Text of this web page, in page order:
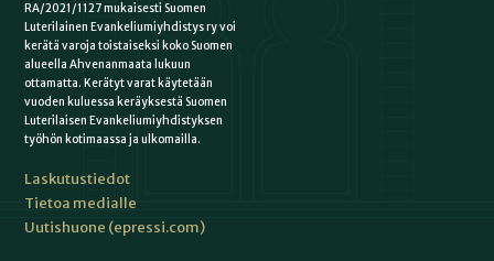
RA/2021/1127 mukaisesti Suomen
Luterilainen Evankeliumiyhdistys ry voi
kerätä varoja toistaiseksi koko Suomen
alueella Ahvenanmaata lukuun
ottamatta. Kerätyt varat käytetään
vuoden kuluessa keräyksestä Suomen
Luterilaisen Evankeliumiyhdistyksen
työhön kotimaassa ja ulkomailla.
Laskutustiedot
Tietoa medialle
Uutishuone (epressi.com)